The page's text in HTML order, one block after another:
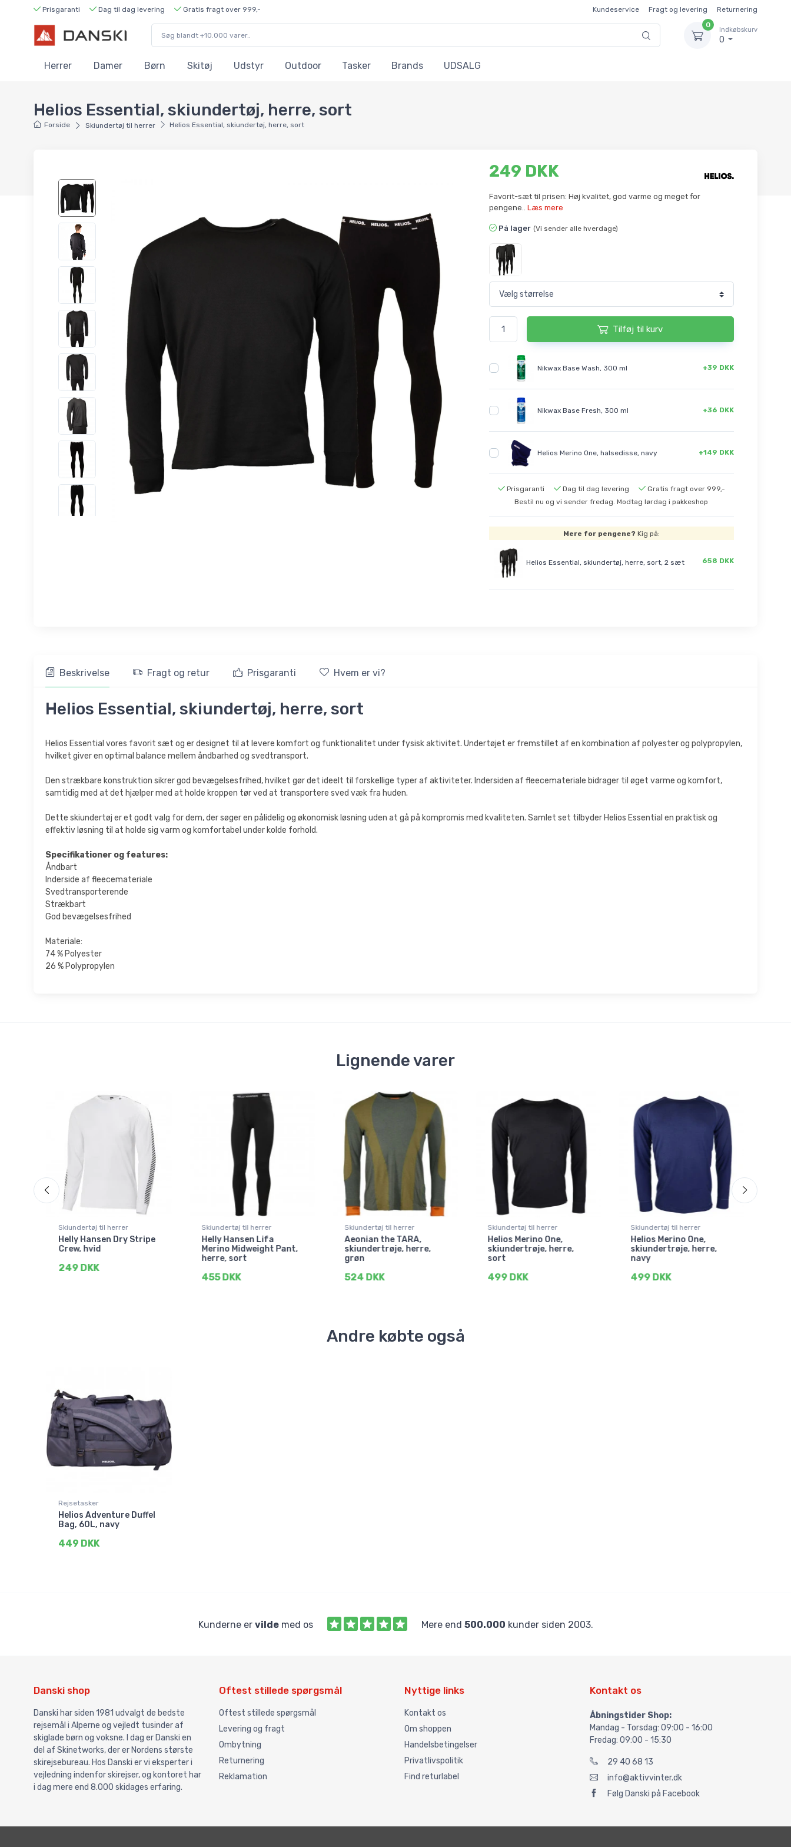
Prisgaranti Dag til dag levering Gratis fragt over 999,- Kundeservice Fragt og levering
Returnering
0
Indkøbskurv
0
Herrer Damer Børn Skitøj Udstyr Outdoor Tasker Brands UDSALG
Helios Essential, skiundertøj, herre, sort
Forside Skiundertøj til herrer Helios Essential, skiundertøj, herre, sort
249 DKK
Favorit-sæt til prisen: Høj kvalitet, god varme og meget for
pengene.. Læs mere
På lager (Vi sender alle hverdage)
Tilføj til kurv
Nikwax Base Wash, 300 ml +39 DKK
Nikwax Base Fresh, 300 ml +36 DKK
Helios Merino One, halsedisse, navy +149 DKK
Prisgaranti Dag til dag levering
Gratis fragt over 999,-
Bestil nu og vi sender fredag. Modtag lørdag i pakkeshop
Mere for pengene? Kig på:
Helios Essential, skiundertøj, herre, sort, 2 sæt 658 DKK
Beskrivelse Fragt og retur Prisgaranti Hvem er vi?
Helios Essential, skiundertøj, herre, sort
Helios Essential vores favorit sæt og er designet til at levere komfort og funktionalitet under fysisk aktivitet. Undertøjet er fremstillet af en kombination af polyester og polypropylen,
hvilket giver en optimal balance mellem åndbarhed og svedtransport.
Den strækbare konstruktion sikrer god bevægelsesfrihed, hvilket gør det ideelt til forskellige typer af aktiviteter. Indersiden af fleecemateriale bidrager til øget varme og komfort,
samtidig med at det hjælper med at holde kroppen tør ved at transportere sved væk fra huden.
Dette skiundertøj er et godt valg for dem, der søger en pålidelig og økonomisk løsning uden at gå på kompromis med kvaliteten. Samlet set tilbyder Helios Essential en praktisk og
effektiv løsning til at holde sig varm og komfortabel under kolde forhold.
Specifikationer og features:
Åndbart
Inderside af fleecemateriale
Svedtransporterende
Strækbart
God bevægelsesfrihed
Materiale:
74 % Polyester
26 % Polypropylen
Lignende varer
Skiundertøj til herrer
Helly Hansen Dry Stripe
Crew, hvid
249 DKK
Skiundertøj til herrer
Helly Hansen Lifa
Merino Midweight Pant,
herre, sort
455 DKK
Skiundertøj til herrer
Aeonian the TARA,
skiundertrøje, herre,
grøn
524 DKK
Skiundertøj til herrer
Helios Merino One,
skiundertrøje, herre,
sort
499 DKK
Skiundertøj til herrer
Helios Merino One,
skiundertrøje, herre,
navy
499 DKK
Andre købte også
Rejsetasker
Helios Adventure Duffel
Bag, 60L, navy
449 DKK
Kunderne er vildemed os Mere end 500.000 kunder siden 2003.
Danski shop
Danski har siden 1981 udvalgt de bedste
rejsemål i Alperne og vejledt tusinder af
skiglade børn og voksne. I dag er Danski en
del af Skinetworks, der er Nordens største
skirejsebureau. Hos Danski er vi eksperter i
vejledning indenfor skirejser, og kontoret har
i dag mere end 8.000 skidages erfaring.
Oftest stillede spørgsmål
Oftest stillede spørgsmål
Levering og fragt
Ombytning
Returnering
Reklamation
Nyttige links
Kontakt os
Om shoppen
Handelsbetingelser
Privatlivspolitik
Find returlabel
Kontakt os
Åbningstider Shop:
Mandag - Torsdag: 09:00 - 16:00
Fredag: 09:00 - 15:30
29 40 68 13
info@aktivvinter.dk
Følg Danski på Facebook